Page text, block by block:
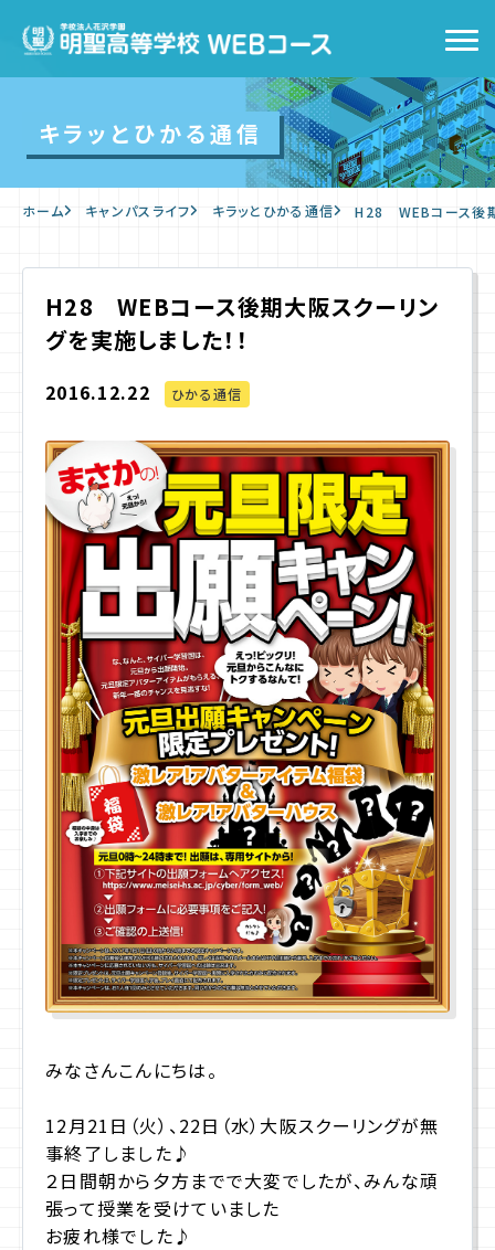
入学をお考えの方へ
よくあるご質問
プライバシーポリシー
サイトマップ
お問合せ 資料請求
入学相談室(平日9:00〜18:00)
043-225-3185
キラッとひかる通信
ホーム キャンパスライフ キラッとひかる通信 H28 WEBコース後期
H28 WEBコース後期大阪スクーリン
グを実施しました！！
2016.12.22 ひかる通信
みなさんこんにちは。
12月21日（火）、22日（水）大阪スクーリングが無
事終了しました♪
２日間朝から夕方までで大変でしたが、みんな頑
張って授業を受けていました
お疲れ様でした♪